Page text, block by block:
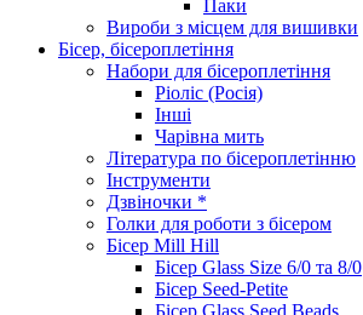
Паки
Вироби з місцем для вишивки
Бісер, бісероплетіння
Набори для бісероплетіння
Ріоліс (Росія)
Інші
Чарівна мить
Література по бісероплетінню
Інструменти
Дзвіночки *
Голки для роботи з бісером
Бісер Mill Hill
Бісер Glass Size 6/0 та 8/0
Бісер Seed-Petite
Бісер Glass Seed Beads